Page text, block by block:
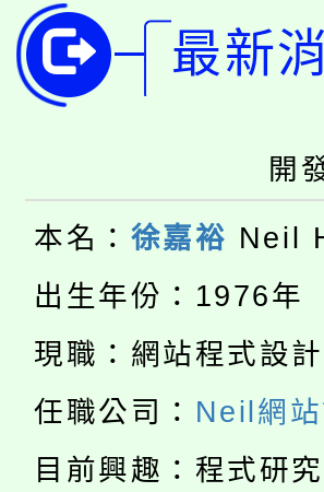
局官網。
8月14至27日
開!
115年桃園市
視費優惠，
半價優惠，
者。
大園自造教
份教師增能研
大溪自造教
份教師研習
淨零綠生活
會
115年食農教
程
「本色祭」8/
場熱烈登場!
8/21下午1時
最新
開
本名： 徐嘉裕 Neil
出生年份：1976年
現職：網站程式設
任職公司： Neil網
目前興趣：程式研